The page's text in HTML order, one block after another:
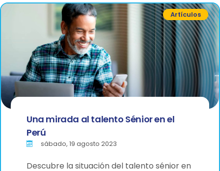
Artículos
Una mirada al talento Sénior en el
Perú
sábado, 19 agosto 2023
Descubre la situación del talento sénior en